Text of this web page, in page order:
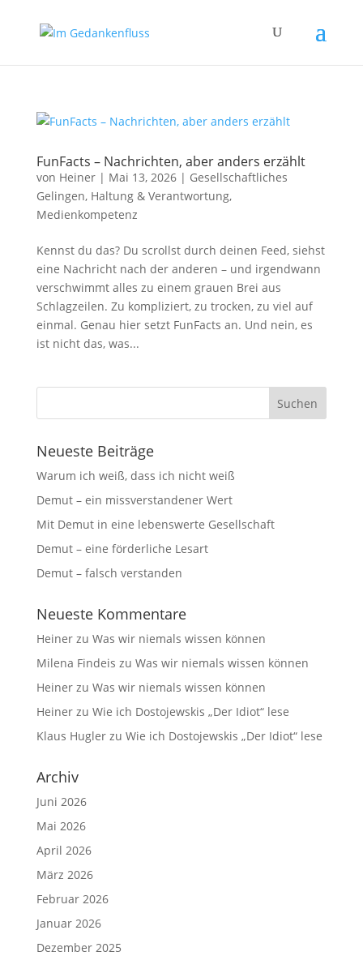
FunFacts – Nachrichten, aber anders erzählt
von Heiner| Mai 13, 2026| Gesellschaftliches
Gelingen, Haltung & Verantwortung,
Medienkompetenz
Kennst du das? Du scrollst durch deinen Feed, siehst
eine Nachricht nach der anderen – und irgendwann
verschwimmt alles zu einem grauen Brei aus
Schlagzeilen. Zu kompliziert, zu trocken, zu viel auf
einmal. Genau hier setzt FunFacts an. Und nein, es
ist nicht das, was...
Neueste Beiträge
Warum ich weiß, dass ich nicht weiß
Demut – ein missverstandener Wert
Mit Demut in eine lebenswerte Gesellschaft
Demut – eine förderliche Lesart
Demut – falsch verstanden
Neueste Kommentare
Heinerzu Was wir niemals wissen können
Milena Findeis zu Was wir niemals wissen können
Heinerzu Was wir niemals wissen können
Heinerzu Wie ich Dostojewskis „Der Idiot“ lese
Klaus Huglerzu Wie ich Dostojewskis „Der Idiot“ lese
Archiv
Juni 2026
Mai 2026
April 2026
März 2026
Februar 2026
Januar 2026
Dezember 2025